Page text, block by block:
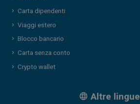
Carta dipendenti
Viaggi estero
Blocco bancario
Carta senza conto
Crypto wallet
Altre lingue